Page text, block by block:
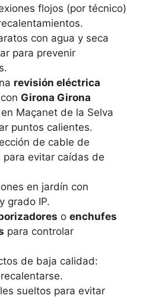
flojos (por técnico)
con agua y seca
para prevenir
revisión eléctrica
con Girona Girona
en Maçanet de la Selva
puntos calientes.
de cable de
para evitar caídas de
en jardín con
grado IP.
o enchufes
para controlar
de baja calidad:
sueltos para evitar